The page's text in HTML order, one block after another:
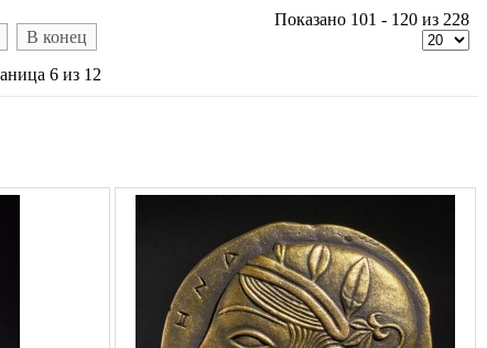
В конец
6 из 12
Показано 101 - 120 из 228